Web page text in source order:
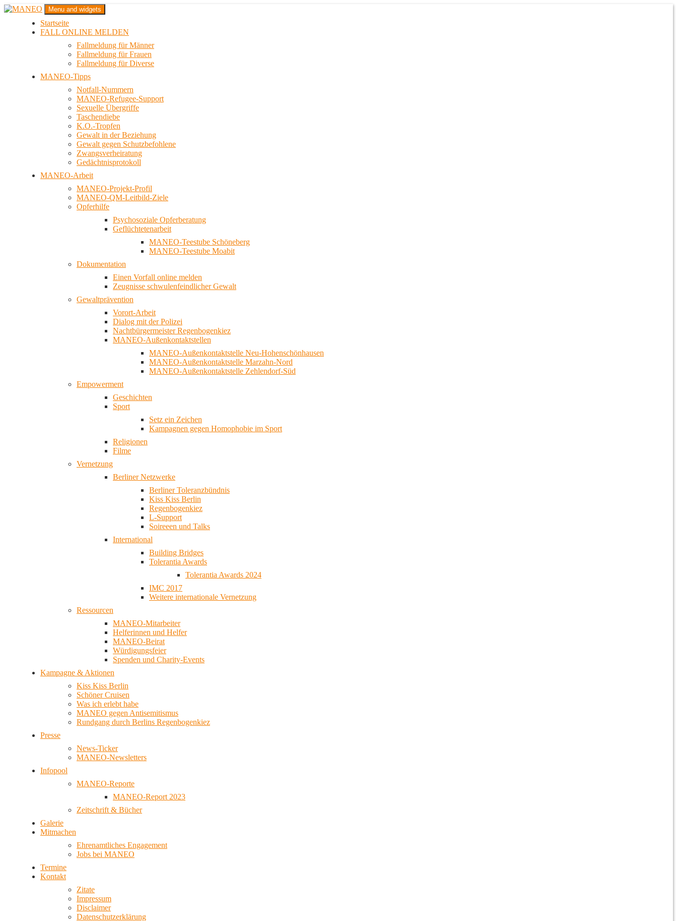
Zum
MANEO
Das schwule Anti-Gewalt-Projekt in Berlin
Menu and widgets
Startseite
FALL ONLINE MELDEN
Fallmeldung für Männer
Fallmeldung für Frauen
Fallmeldung für Diverse
MANEO-Tipps
Notfall-Nummern
MANEO-Refugee-Support
Sexuelle Übergriffe
Taschendiebe
K.O.-Tropfen
Gewalt in der Beziehung
Gewalt gegen Schutzbefohlene
Zwangsverheiratung
Gedächtnisprotokoll
MANEO-Arbeit
MANEO-Projekt-Profil
MANEO-QM-Leitbild-Ziele
Opferhilfe
Psychosoziale Opferberatung
Geflüchtetenarbeit
MANEO-Teestube Schöneberg
MANEO-Teestube Moabit
Dokumentation
Einen Vorfall online melden
Zeugnisse schwulenfeindlicher Gewalt
Gewaltprävention
Vorort-Arbeit
Dialog mit der Polizei
Nachtbürgermeister Regenbogenkiez
MANEO-Außenkontaktstellen
MANEO-Außenkontaktstelle Neu-Hohenschönhausen
MANEO-Außenkontaktstelle Marzahn-Nord
MANEO-Außenkontaktstelle Zehlendorf-Süd
Empowerment
Geschichten
Sport
Setz ein Zeichen
Kampagnen gegen Homophobie im Sport
Religionen
Filme
Vernetzung
Berliner Netzwerke
Berliner Toleranzbündnis
Kiss Kiss Berlin
Regenbogenkiez
L-Support
Soireeen und Talks
International
Building Bridges
Tolerantia Awards
Tolerantia Awards 2024
IMC 2017
Weitere internationale Vernetzung
Ressourcen
MANEO-Mitarbeiter
Helferinnen und Helfer
MANEO-Beirat
Würdigungsfeier
Spenden und Charity-Events
Kampagne & Aktionen
Kiss Kiss Berlin
Schöner Cruisen
Was ich erlebt habe
MANEO gegen Antisemitismus
Rundgang durch Berlins Regenbogenkiez
Presse
News-Ticker
MANEO-Newsletters
Infopool
MANEO-Reporte
MANEO-Report 2023
Zeitschrift & Bücher
Galerie
Mitmachen
Ehrenamtliches Engagement
Jobs bei MANEO
Termine
Kontakt
Zitate
Impressum
Disclaimer
Datenschutzerklärung